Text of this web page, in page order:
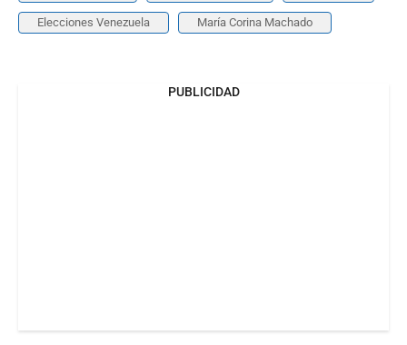
Elecciones Venezuela María Corina Machado
PUBLICIDAD